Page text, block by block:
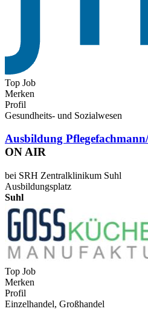
Top Job
Merken
Profil
Gesundheits- und Sozialwesen
Ausbildung
ON AIR
bei SRH Zentralklinikum Suhl
Ausbildungsplatz
Suhl
Top Job
Merken
Profil
Einzelhandel, Großhandel